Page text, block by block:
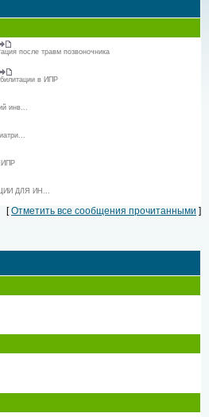
после травм позвоночника
в ИПР
инв...
ИПР
ДЛЯ ИН...
[Отметить все сообщения прочитанными ]